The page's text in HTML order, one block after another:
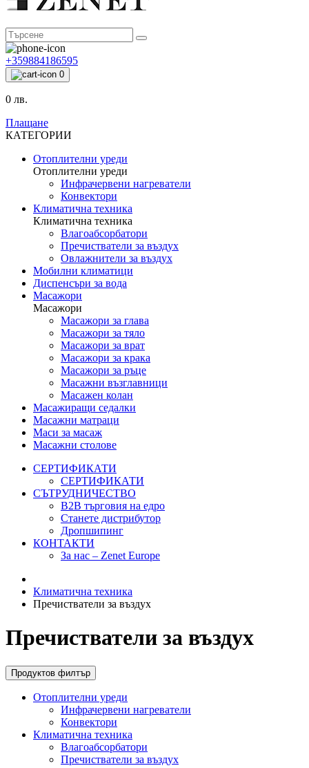
+359884186595
0
0 лв.
Плащане
КАТЕГОРИИ
Отоплителни уреди
Отоплителни уреди
Инфрачервени нагреватели
Конвектори
Климатична техника
Климатична техника
Влагоабсорбатори
Пречистватели за въздух
Овлажнители за въздух
Мобилни климатици
Диспенсъри за вода
Масажори
Масажори
Масажори за глава
Масажори за тяло
Масажори за врат
Масажори за крака
Масажори за ръце
Масажни възглавници
Масажен колан
Масажиращи седалки
Mасажни матраци
Маси за масаж
Масажни столове
СЕРТИФИКАТИ
СЕРТИФИКАТИ
СЪТРУДНИЧЕСТВО
B2B търговия на едро
Станете дистрибутор
Дропшипинг
КОНТАКТИ
За нас – Zenet Europe
Климатична техника
Пречистватели за въздух
Пречистватели за въздух
Продуктов филтър
Отоплителни уреди
Инфрачервени нагреватели
Конвектори
Климатична техника
Влагоабсорбатори
Пречистватели за въздух